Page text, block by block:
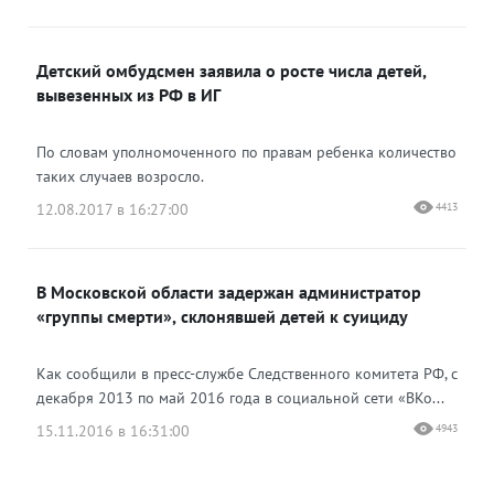
Детский омбудсмен заявила о росте числа детей,
вывезенных из РФ в ИГ
По словам уполномоченного по правам ребенка количество
таких случаев возросло.
12.08.2017 в 16:27:00
4413
В Московской области задержан администратор
«группы смерти», склонявшей детей к суициду
Как сообщили в пресс-службе Следственного комитета РФ, с
декабря 2013 по май 2016 года в социальной сети «ВКо...
15.11.2016 в 16:31:00
4943